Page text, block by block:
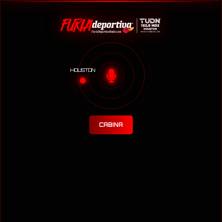
HOUSTON
CABINA